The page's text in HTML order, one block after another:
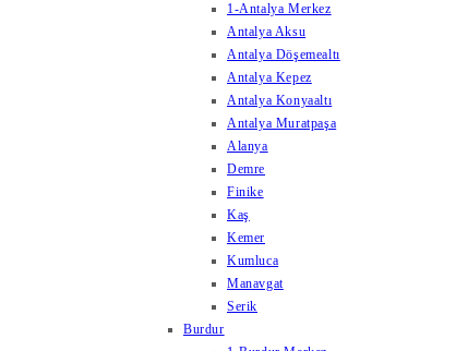
1-Antalya Merkez
Antalya Aksu
Antalya Döşemealtı
Antalya Kepez
Antalya Konyaaltı
Antalya Muratpaşa
Alanya
Demre
Finike
Kaş
Kemer
Kumluca
Manavgat
Serik
Burdur